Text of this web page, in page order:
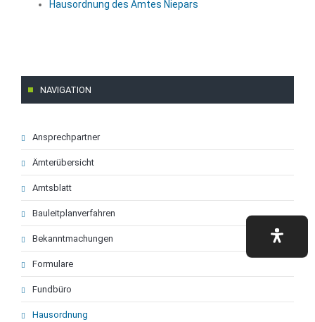
Hausordnung des Amtes Niepars
NAVIGATION
Navigation
überspringen
Ansprechpartner
Ämterübersicht
Amtsblatt
Bauleitplanverfahren
Bekanntmachungen
Formulare
Fundbüro
Hausordnung